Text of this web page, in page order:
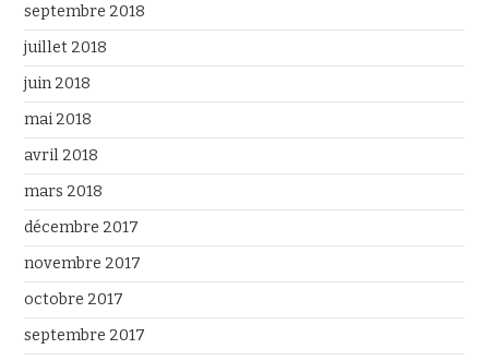
septembre 2018
juillet 2018
juin 2018
mai 2018
avril 2018
mars 2018
décembre 2017
novembre 2017
octobre 2017
septembre 2017